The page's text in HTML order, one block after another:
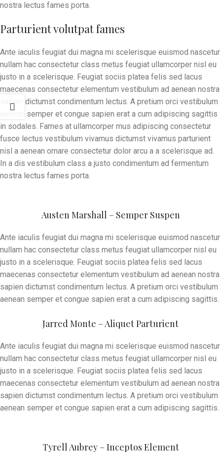
nostra lectus fames porta.
Parturient volutpat fames
Ante iaculis feugiat dui magna mi scelerisque euismod nascetur
nullam hac consectetur class metus feugiat ullamcorper nisl eu
justo in a scelerisque. Feugiat sociis platea felis sed lacus
maecenas consectetur elementum vestibulum ad aenean nostra
sapien dictumst condimentum lectus. A pretium orci vestibulum
aenean semper et congue sapien erat a cum adipiscing sagittis
in sodales. Fames at ullamcorper mus adipiscing consectetur
fusce lectus vestibulum vivamus dictumst vivamus parturient
nisl a aenean ornare consectetur dolor arcu a a scelerisque ad.
In a dis vestibulum class a justo condimentum ad fermentum
nostra lectus fames porta.
Austen Marshall – Semper Suspen
Ante iaculis feugiat dui magna mi scelerisque euismod nascetur
nullam hac consectetur class metus feugiat ullamcorper nisl eu
justo in a scelerisque. Feugiat sociis platea felis sed lacus
maecenas consectetur elementum vestibulum ad aenean nostra
sapien dictumst condimentum lectus. A pretium orci vestibulum
aenean semper et congue sapien erat a cum adipiscing sagittis.
Jarred Monte – Aliquet Parturient
Ante iaculis feugiat dui magna mi scelerisque euismod nascetur
nullam hac consectetur class metus feugiat ullamcorper nisl eu
justo in a scelerisque. Feugiat sociis platea felis sed lacus
maecenas consectetur elementum vestibulum ad aenean nostra
sapien dictumst condimentum lectus. A pretium orci vestibulum
aenean semper et congue sapien erat a cum adipiscing sagittis.
Tyrell Aubrey – Inceptos Element